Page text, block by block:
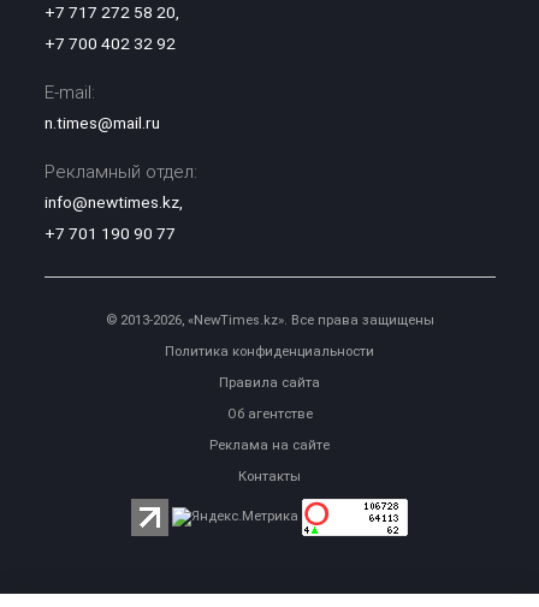
+7 717 272 58 20
+7 700 402 32 92
E-mail:
n.times@mail.ru
Рекламный отдел:
info@newtimes.kz,
+7 701 190 90 77
© 2013-2026, «NewTimes.kz». Все права защищены
Политика конфиденциальности
Правила сайта
Об агентстве
Реклама на сайте
Контакты